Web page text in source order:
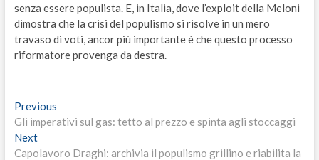
senza essere populista. E, in Italia, dove l’exploit della Meloni
dimostra che la crisi del populismo si risolve in un mero
travaso di voti, ancor più importante è che questo processo
riformatore provenga da destra.
Navigazione
articoli
PreviousPrevious
post:
Gli imperativi sul gas: tetto al prezzo e spinta agli stoccaggi
NextNext
post:
Capolavoro Draghi: archivia il populismo grillino e riabilita la